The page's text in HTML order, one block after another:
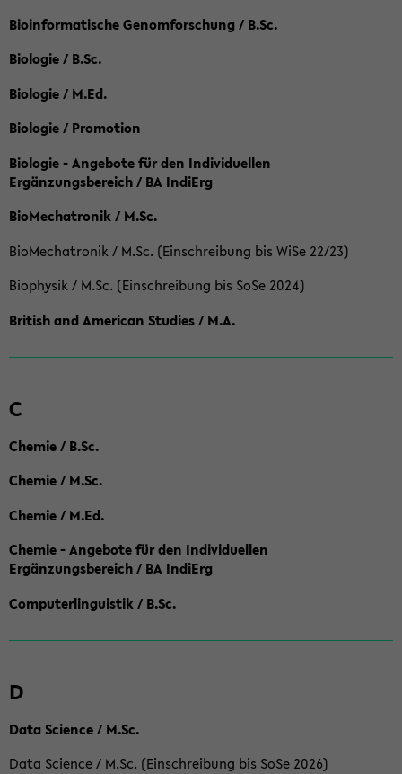
Bioinformatische Genomforschung / B.Sc.
Biologie / B.Sc.
Biologie / M.Ed.
Biologie / Promotion
Biologie - Angebote für den Individuellen
Ergänzungsbereich / BA IndiErg
BioMechatronik / M.Sc.
BioMechatronik / M.Sc. (Einschreibung bis WiSe 22/23)
Biophysik / M.Sc. (Einschreibung bis SoSe 2024)
British and American Studies / M.A.
C
Chemie / B.Sc.
Chemie / M.Sc.
Chemie / M.Ed.
Chemie - Angebote für den Individuellen
Ergänzungsbereich / BA IndiErg
Computerlinguistik / B.Sc.
D
Data Science / M.Sc.
Data Science / M.Sc. (Einschreibung bis SoSe 2026)